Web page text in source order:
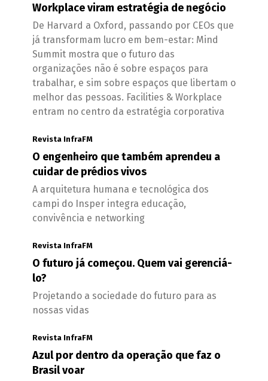
Workplace viram estratégia de negócio
De Harvard a Oxford, passando por CEOs que
já transformam lucro em bem-estar: Mind
Summit mostra que o futuro das
organizações não é sobre espaços para
trabalhar, e sim sobre espaços que libertam o
melhor das pessoas. Facilities & Workplace
entram no centro da estratégia corporativa
Revista InfraFM
O engenheiro que também aprendeu a
cuidar de prédios vivos
A arquitetura humana e tecnológica dos
campi do Insper integra educação,
convivência e networking
Revista InfraFM
O futuro já começou. Quem vai gerenciá-
lo?
Projetando a sociedade do futuro para as
nossas vidas
Revista InfraFM
Azul por dentro da operação que faz o
Brasil voar